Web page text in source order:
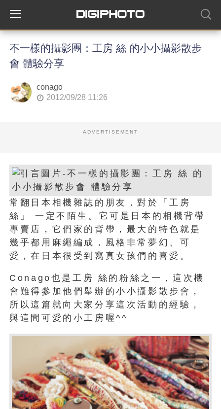
不一樣的攝影團：工房 絲 的小小攝影散步
會 體驗分享
conago
2012/09/28 11:26
ADVERTISEMENT
常翻日本相機雜誌的朋友，對於「工房
絲」 一定不陌生。它可是日本的相機背帶
專賣店，它們家的背帶，最大的特色就是
幾乎都用麻繩編成，風格非常夢幻、可
愛，在日本很受到寫真女孩們的喜愛。
Conago也是工房 絲的粉絲之一，這次機
會難得參加他們舉辦的小小攝影散步會，
所以這篇就向大家分享這次活動的經驗，
與這間可愛的小工房喔^^